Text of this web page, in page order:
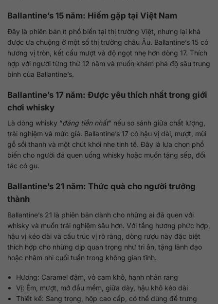
Ballantine’s 15 năm: Hiếm gặp tại Việt Nam
Đây là phiên bản ít phổ biến tại thị trường Việt, nhưng lại khá
được ưa chuộng ở một số thị trường châu Âu. Ballantine’s 15 có
hương vị tròn, kết cấu mượt và độ ngọt nhẹ hơn dòng 17. Thích
hợp với người từng thử 12 năm và muốn khám phá độ sâu trung
bình của Ballantine’s.
Ballantine’s 17 năm: Được yêu thích nhất trong giới
chơi whisky
Là dòng whisky “đáng tiền nhất” nếu so sánh giữa chất lượng,
trải nghiệm và mức giá. Ballantine’s 17 có hậu vị dài, mượt, mùi
gỗ sồi thanh và một chút khói nhẹ tinh tế. Đây là lựa chọn phổ
biến cho người đã quen uống whisky hoặc muốn tặng sếp, đối
tác có gu.
Ballantine’s 21 năm: Thức quà cho người trưởng
thành
Ballantine’s 21 là phiên bản dành cho những ai đã quen với
whisky và muốn trải nghiệm sâu hơn. Với tầng hương phức hợp,
hậu vị kéo dài và cấu trúc vị rõ ràng, dòng rượu này đặc biệt
thích hợp cho những dịp quan trọng như tri ân, tặng lãnh đạo
hoặc nhâm nhi cuối tuần trong không gian tĩnh.
Hương: Caramel đậm, vỏ cam khô, hạnh nhân rang
Vị: Êm, mượt, mở đầu mềm, giữa dày, hậu khô kéo dài
Thiết kế: Sang trọng, hộp cao cấp, có thể dùng để trưng